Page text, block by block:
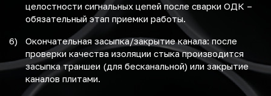
целостности сигнальных цепей после сварки ОДК –
обязательный этап приемки работы.
Окончательная засыпка/закрытие канала: после
проверки качества изоляции стыка производится
засыпка траншеи (для бесканальной) или закрытие
каналов плитами.